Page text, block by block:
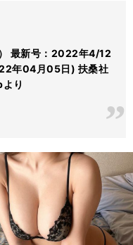
最新号：2022年4/12
年04月05日) 扶桑社
り